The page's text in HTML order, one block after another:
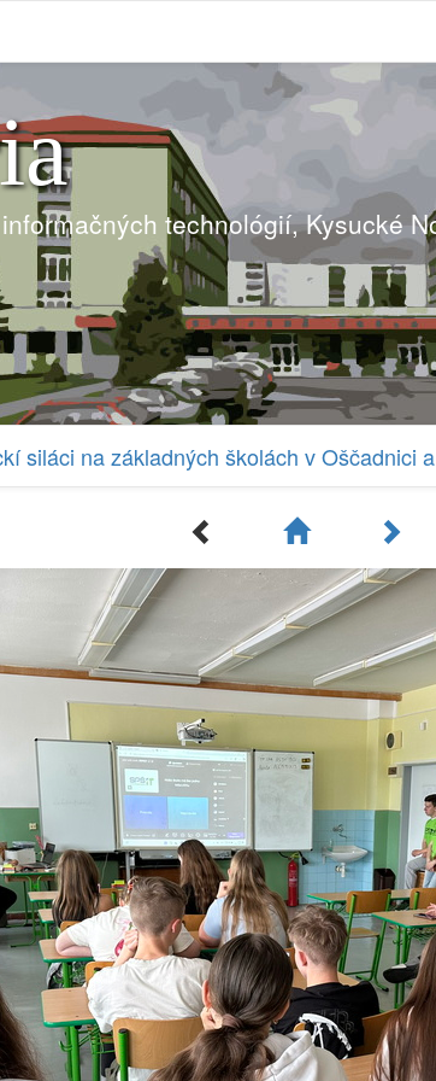
technológií, Kysucké
siláci na základných školách v Oščadnici